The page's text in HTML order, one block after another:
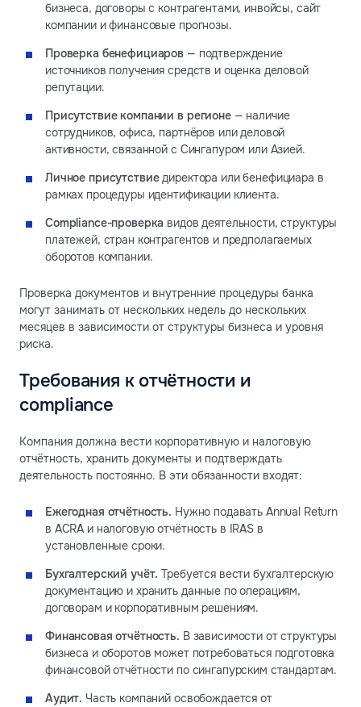
бизнеса, договоры с контрагентами, инвойсы, сайт
компании и финансовые прогнозы.
Проверка бенефициаров — подтверждение
источников получения средств и оценка деловой
репутации.
Присутствие компании в регионе — наличие
сотрудников, офиса, партнёров или деловой
активности, связанной с Сингапуром или Азией.
Личное присутствиедиректора или бенефициара в
рамках процедуры идентификации клиента.
Compliance-проверка видов деятельности, структуры
платежей, стран контрагентов и предполагаемых
оборотов компании.
Проверка документов и внутренние процедуры банка
могут занимать от нескольких недель до нескольких
месяцев в зависимости от структуры бизнеса и уровня
риска.
Требования к отчётности и
compliance
Компания должна вести корпоративную и налоговую
отчётность, хранить документы и подтверждать
деятельность постоянно. В эти обязанности входят:
Ежегодная отчётность. Нужно подавать Annual Return
в ACRA и налоговую отчётность в IRAS в
установленные сроки.
Бухгалтерский учёт. Требуется вести бухгалтерскую
документацию и хранить данные по операциям,
договорам и корпоративным решениям.
Финансовая отчётность. В зависимости от структуры
бизнеса и оборотов может потребоваться подготовка
финансовой отчётности по сингапурским стандартам.
Аудит. Часть компаний освобождается от